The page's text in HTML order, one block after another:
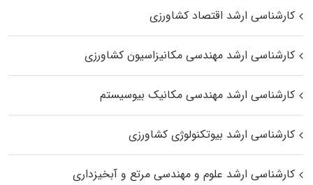
کارشناسی ارشد اقتصاد کشاورزی
کارشناسی ارشد مهندسی مکانیزاسیون کشاورزی
کارشناسی ارشد مهندسی مکانیک بیوسیستم
کارشناسی ارشد بیوتکنولوژی کشاورزی
کارشناسی ارشد علوم و مهندسی مرتع و آبخیزداری